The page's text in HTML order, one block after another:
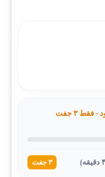
تعداد محدود - فقط ۳ جفت
۳ جفت